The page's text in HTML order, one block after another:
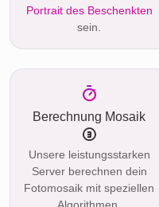
Portrait des Beschenkten
sein.
Berechnung Mosaik
Unsere leistungsstarken
Server berechnen dein
Fotomosaik mit speziellen
Algorithmen.